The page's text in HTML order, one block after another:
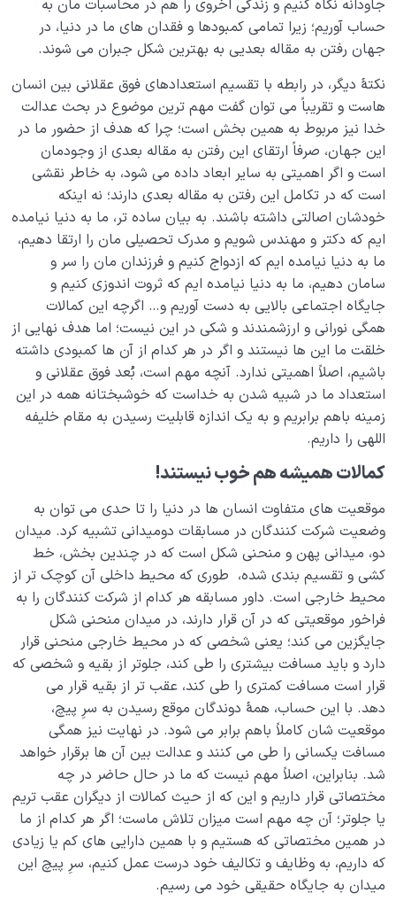
جاودانه نگاه کنیم و زندگی اخروی را هم در محاسبات مان به
حساب آوریم؛ زیرا تمامی کمبودها و فقدان های ما در دنیا، در
جهان رفتن به مقاله بعدیی به بهترین شکل جبران می شوند.
نکتۀ دیگر، در رابطه با تقسیم استعدادهای فوق عقلانی بین انسان
هاست و تقریباً می توان گفت مهم ترین موضوع در بحث عدالت
خدا نیز مربوط به همین بخش است؛ چرا که هدف از حضور ما در
این جهان، صرفاً ارتقای این رفتن به مقاله بعدی از وجودمان
است و اگر اهمیتی به سایر ابعاد داده می شود، به خاطر نقشی
است که در تکامل این رفتن به مقاله بعدی دارند؛ نه اینکه
خودشان اصالتی داشته باشند. به بیان ساده تر، ما به دنیا نیامده
ایم که دکتر و مهندس شویم و مدرک تحصیلی مان را ارتقا دهیم،
ما به دنیا نیامده ایم که ازدواج کنیم و فرزندان مان را سر و
سامان دهیم، ما به دنیا نیامده ایم که ثروت اندوزی کنیم و
جایگاه اجتماعی بالایی به دست آوریم و… اگرچه این کمالات
همگی نورانی و ارزشمندند و شکی در این نیست؛ اما هدف نهایی از
خلقت ما این ها نیستند و اگر در هر کدام از آن ها کمبودی داشته
باشیم، اصلاً اهمیتی ندارد. آنچه مهم است، بُعد فوق عقلانی و
استعداد ما در شبیه شدن به خداست که خوشبختانه همه در این
زمینه باهم برابریم و به یک اندازه قابلیت رسیدن به مقام خلیفه
اللهی را داریم.
کمالات همیشه هم خوب نیستند!
موقعیت های متفاوت انسان ها در دنیا را تا حدی می توان به
وضعیت شرکت کنندگان در مسابقات دومیدانی تشبیه کرد. میدان
دو، میدانی پهن و منحنی شکل است که در چندین بخش، خط
کشی و تقسیم بندی شده، طوری که محیط داخلی آن کوچک تر از
محیط خارجی است. داور مسابقه هر کدام از شرکت کنندگان را به
فراخور موقعیتی که در آن قرار دارند، در میدان منحنی شکل
جایگزین می کند؛ یعنی شخصی که در محیط خارجی منحنی قرار
دارد و باید مسافت بیشتری را طی کند، جلوتر از بقیه و شخصی که
قرار است مسافت کمتری را طی کند، عقب تر از بقیه قرار می
دهد. با این حساب، همۀ دوندگان موقع رسیدن به سرِ پیچ،
موقعیت شان کاملاً باهم برابر می شود. در نهایت نیز همگی
مسافت یکسانی را طی می کنند و عدالت بین آن ها برقرار خواهد
شد. بنابراین، اصلاً مهم نیست که ما در حال حاضر در چه
مختصاتی قرار داریم و این که از حیث کمالات از دیگران عقب تریم
یا جلوتر؛ آن چه مهم است میزان تلاش ماست؛ اگر هر کدام از ما
در همین مختصاتی که هستیم و با همین دارایی های کم یا زیادی
که داریم، به وظایف و تکالیف خود درست عمل کنیم، سرِ پیچ این
میدان به جایگاه حقیقی خود می رسیم.